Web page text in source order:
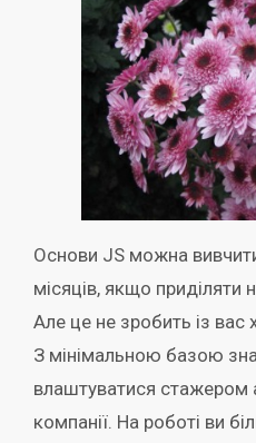
Основи JS можна
місяців, якщо
Але це не зробить із вас
З мінімальною базою
влаштуватися
компанії. На роботі ви